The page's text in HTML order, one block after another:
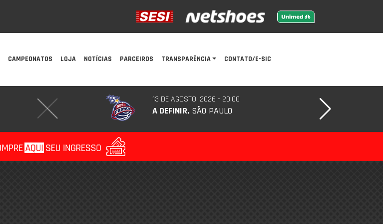
CAMPEONATOS LOJA NOTÍCIAS PARCEIROS TRANSPARÊNCIA CONTATO/E-SIC
13 DE AGOSTO, 2026 - 20:00
A DEFINIR, SÃO PAULO